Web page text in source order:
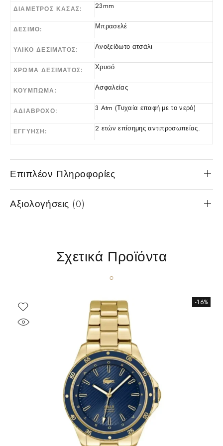
ΔΙΆΜΕΤΡΟΣ ΚΆΣΑΣ 23mm
ΔΈΣΙΜΟ Μπρασελέ
ΥΛΙΚΌ ΔΕΣΊΜΑΤΟΣ Ανοξείδωτο ατσάλι
ΧΡΏΜΑ ΔΕΣΊΜΑΤΟΣ Χρυσό
ΚΟΎΜΠΩΜΑ Ασφαλείας
ΑΔΙΆΒΡΟΧΟ 3 Atm (Τυχαία επαφή με το νερό)
ΕΓΓΎΗΣΗ 2 ετών επίσημης αντιπροσωπείας.
Επιπλέον Πληροφορίες
Αξιολογήσεις (0)
Σχετικά Προϊόντα
-16%